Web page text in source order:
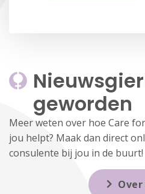
geworden
Meer weten over hoe Care
jou helpt? Maak dan direct
consulente bij jou in de buurt!
Over